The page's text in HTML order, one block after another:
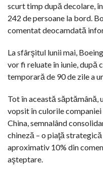
scurt timp după decolare,
242 de persoane la bord.
comentat deocamdată
La sfârşitul lunii mai,
vor fi reluate în iunie, după
temporară de 90 de zile a
Tot în această săptămână,
vopsit în culorile
China, semnalând
chineză – o piaţă
aproximativ 10% din
aşteptare.